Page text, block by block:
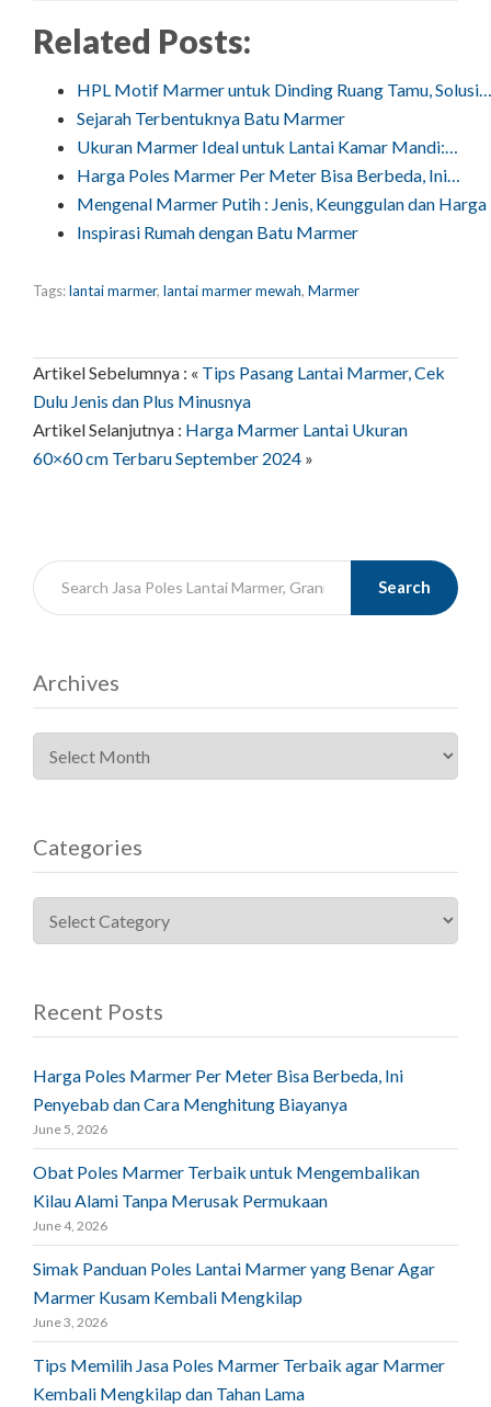
Related Posts:
HPL Motif Marmer untuk Dinding Ruang Tamu, Solusi…
Sejarah Terbentuknya Batu Marmer
Ukuran Marmer Ideal untuk Lantai Kamar Mandi:…
Harga Poles Marmer Per Meter Bisa Berbeda, Ini…
Mengenal Marmer Putih : Jenis, Keunggulan dan Harga
Inspirasi Rumah dengan Batu Marmer
Tags:lantai marmer, lantai marmer mewah, Marmer
Artikel Sebelumnya : « Tips Pasang Lantai Marmer, Cek
Dulu Jenis dan Plus Minusnya
Artikel Selanjutnya : Harga Marmer Lantai Ukuran
60×60 cm Terbaru September 2024 »
Search
Archives
Categories
Recent Posts
Harga Poles Marmer Per Meter Bisa Berbeda, Ini
Penyebab dan Cara Menghitung Biayanya
June 5, 2026
Obat Poles Marmer Terbaik untuk Mengembalikan
Kilau Alami Tanpa Merusak Permukaan
June 4, 2026
Simak Panduan Poles Lantai Marmer yang Benar Agar
Marmer Kusam Kembali Mengkilap
June 3, 2026
Tips Memilih Jasa Poles Marmer Terbaik agar Marmer
Kembali Mengkilap dan Tahan Lama